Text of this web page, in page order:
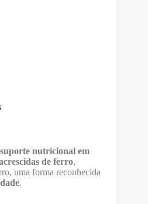
suporte nutricional em
de ferro,
uma forma reconhecida
.